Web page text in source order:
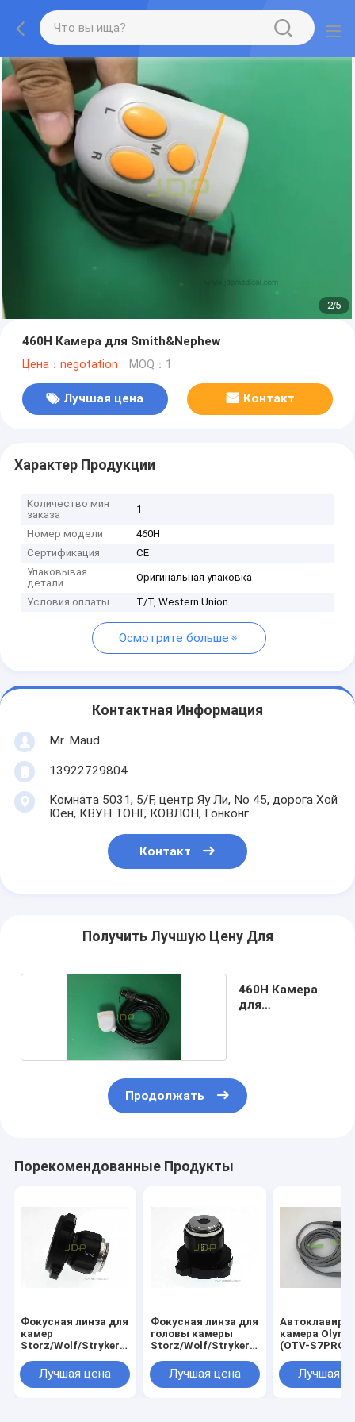
2/5
460H Камера для Smith&Nephew
Цена：negotation MOQ：1
Лучшая цена Контакт
Характер Продукции
Количество мин
заказа
1
Номер модели
460H
Сертификация
CE
Упаковывая
детали
Оригинальная упаковка
Условия оплаты T/T, Western Union
Осмотрите больше
Контактная Информация
Mr. Maud
13922729804
Комната 5031, 5/F, центр Яу Ли, No 45, дорога Хой
Юен, КВУН ТОНГ, КОВЛОН, Гонконг
Контакт
Получить Лучшую Цену Для
460H Камера
для
Продолжать
Порекомендованные Продукты
Фокусная линза для
камер
Storz/Wolf/Stryker
Лучшая цена
Фокусная линза для
головы камеры
Storz/Wolf/Stryker
Лучшая цена
камера
(OTV-
S7ProH-HD-
Лучшая